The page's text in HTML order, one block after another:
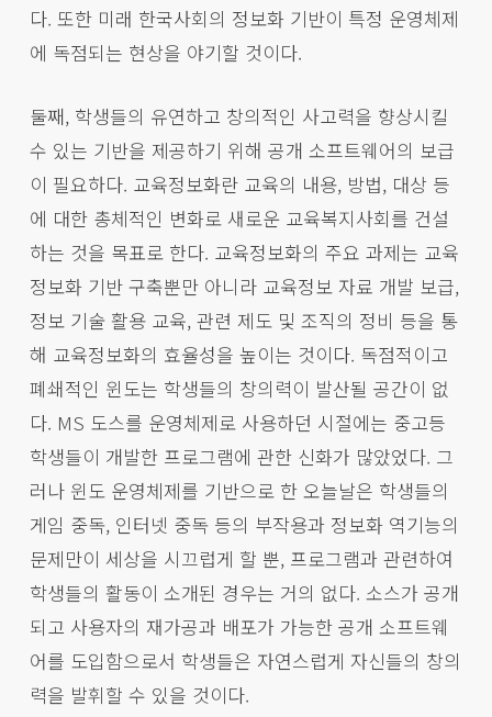
다. 또한 미래 한국사회의 정보화 기반이 특정 운영체제
에 독점되는 현상을 야기할 것이다.
둘째, 학생들의 유연하고 창의적인 사고력을 향상시킬
수 있는 기반을 제공하기 위해 공개 소프트웨어의 보급
이 필요하다. 교육정보화란 교육의 내용, 방법, 대상 등
에 대한 총체적인 변화로 새로운 교육복지사회를 건설
하는 것을 목표로 한다. 교육정보화의 주요 과제는 교육
정보화 기반 구축뿐만 아니라 교육정보 자료 개발 보급,
정보 기술 활용 교육, 관련 제도 및 조직의 정비 등을 통
해 교육정보화의 효율성을 높이는 것이다. 독점적이고
폐쇄적인 윈도는 학생들의 창의력이 발산될 공간이 없
다. MS 도스를 운영체제로 사용하던 시절에는 중고등
학생들이 개발한 프로그램에 관한 신화가 많았었다. 그
러나 윈도 운영체제를 기반으로 한 오늘날은 학생들의
게임 중독, 인터넷 중독 등의 부작용과 정보화 역기능의
문제만이 세상을 시끄럽게 할 뿐, 프로그램과 관련하여
학생들의 활동이 소개된 경우는 거의 없다. 소스가 공개
되고 사용자의 재가공과 배포가 가능한 공개 소프트웨
어를 도입함으로서 학생들은 자연스럽게 자신들의 창의
력을 발휘할 수 있을 것이다.